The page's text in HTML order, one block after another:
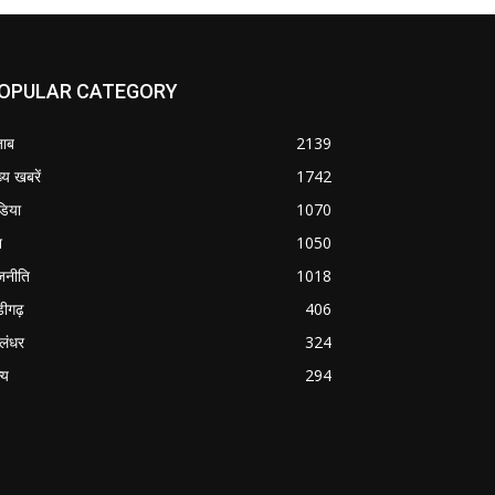
CATEGORY
2139
खबरें
1742
1070
1050
1018
406
324
294